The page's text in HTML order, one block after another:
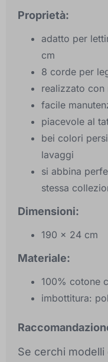
Proprietà:
adatto per
cm
8 corde per
realizzato con
facile
piacevole al
bei colori
lavaggi
si abbina
stessa
Dimensioni:
190 x 24 cm
Materiale:
100% cotone
imbottitura:
Se cerchi